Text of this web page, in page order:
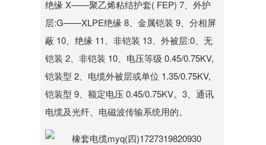
绝缘 X——聚乙烯粘结护套( FEP) 7、外护
层:G——XLPE绝缘 8、金属铠装 9、分相屏
蔽 10、绝缘 11、非铠装 13、外被层:0、无
铠装 2、非铠装 10、电压等级 0.45/0.75KV,
铠装型 2、电缆外被层或单位 1.35/0.75KV,
铠装型 9、额定电压 0.45/0.75KV。3、通讯
电缆及光纤、电磁波传输系统用的。